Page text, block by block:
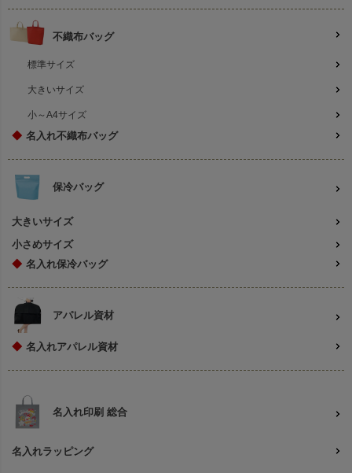
不織布バッグ
標準サイズ
大きいサイズ
小～A4サイズ
◆ 名入れ不織布バッグ
保冷バッグ
大きいサイズ
小さめサイズ
◆ 名入れ保冷バッグ
アパレル資材
◆ 名入れアパレル資材
名入れ印刷 総合
名入れラッピング